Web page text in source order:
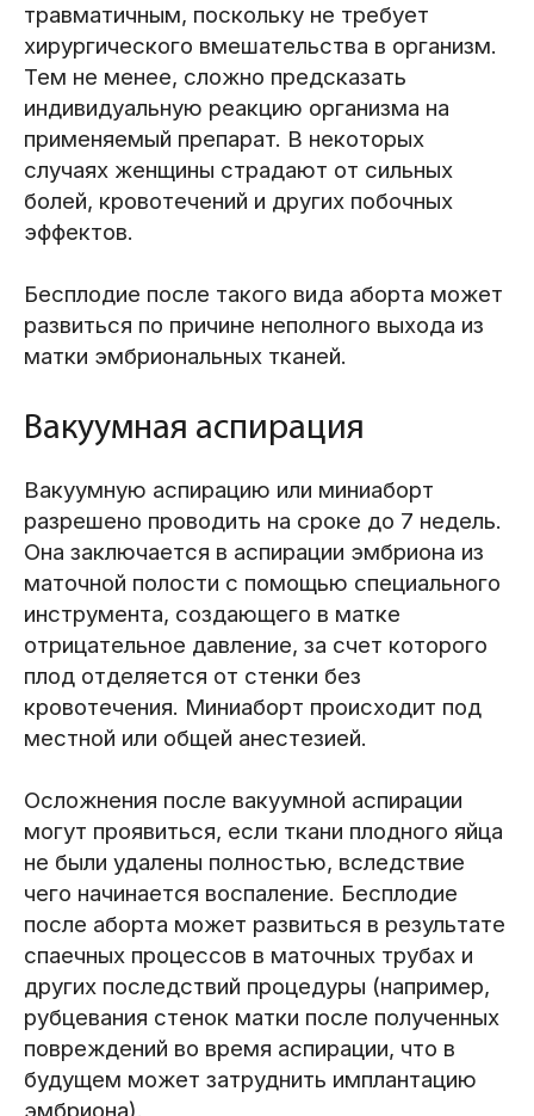
травматичным, поскольку не требует
хирургического вмешательства в организм.
Тем не менее, сложно предсказать
индивидуальную реакцию организма на
применяемый препарат. В некоторых
случаях женщины страдают от сильных
болей, кровотечений и других побочных
эффектов.
Бесплодие после такого вида аборта может
развиться по причине неполного выхода из
матки эмбриональных тканей.
Вакуумная аспирация
Вакуумную аспирацию или миниаборт
разрешено проводить на сроке до 7 недель.
Она заключается в аспирации эмбриона из
маточной полости с помощью специального
инструмента, создающего в матке
отрицательное давление, за счет которого
плод отделяется от стенки без
кровотечения. Миниаборт происходит под
местной или общей анестезией.
Осложнения после вакуумной аспирации
могут проявиться, если ткани плодного яйца
не были удалены полностью, вследствие
чего начинается воспаление. Бесплодие
после аборта может развиться в результате
спаечных процессов в маточных трубах и
других последствий процедуры (например,
рубцевания стенок матки после полученных
повреждений во время аспирации, что в
будущем может затруднить имплантацию